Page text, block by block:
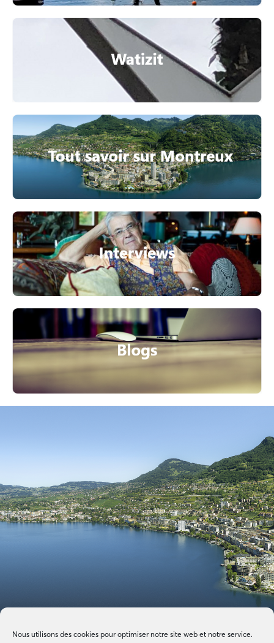
Nous utilisons des cookies pour optimiser notre site web et notre service.